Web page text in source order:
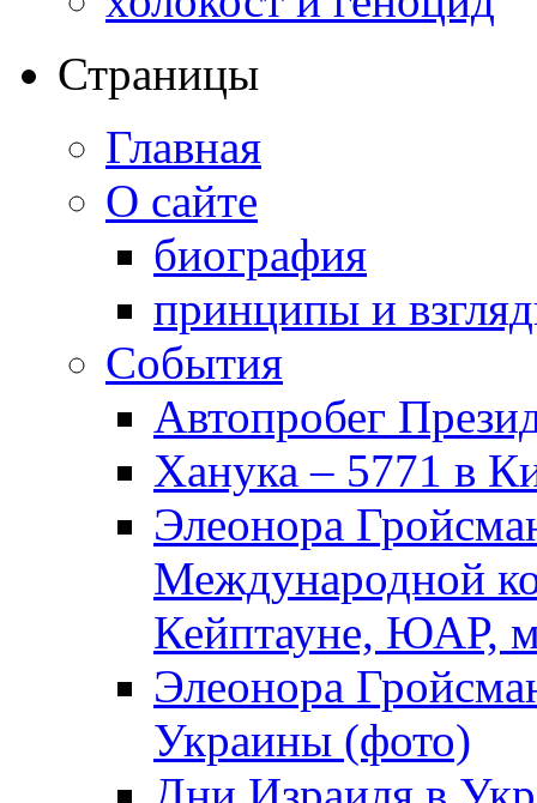
Страницы
Главная
О сайте
биография
принципы и
События
Автопробег
Ханука – 5771 в
Элеонора
Международной
Кейптауне, ЮАР,
Элеонора
Украины (фото)